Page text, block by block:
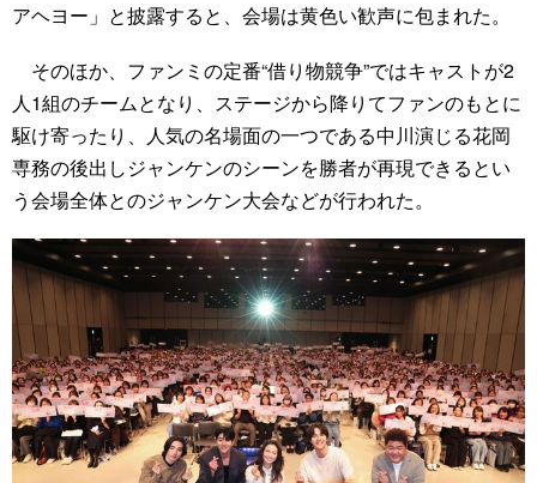
アヘヨー」と披露すると、会場は黄色い歓声に包まれた。
そのほか、ファンミの定番“借り物競争”ではキャストが2
人1組のチームとなり、ステージから降りてファンのもとに
駆け寄ったり、人気の名場面の一つである中川演じる花岡
専務の後出しジャンケンのシーンを勝者が再現できるとい
う会場全体とのジャンケン大会などが行われた。